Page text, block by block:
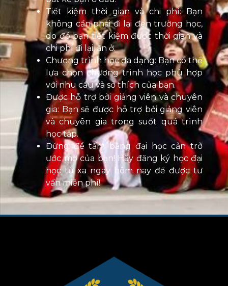
Tiết kiệm thời gian và chi phí: Bạn
không cần phải đi lại đến trường học,
do đó bạn tiết kiệm được thời gian và
chi phí đi lại, ăn ở.
Chương trình học đa dạng: Bạn có thể
lựa chọn chương trình học phù hợp
với nhu cầu và sở thích của bạn.
Được hỗ trợ bởi giảng viên và chuyên
gia: Bạn sẽ được hỗ trợ bởi giảng viên
và chuyên gia trong suốt quá trình
học tập.
Đừng để tấm bằng đại học cản trở
ước mơ của bạn! Hãy đăng ký học đại
học từ xa ngay hôm nay để được tư
vấn miễn phí!